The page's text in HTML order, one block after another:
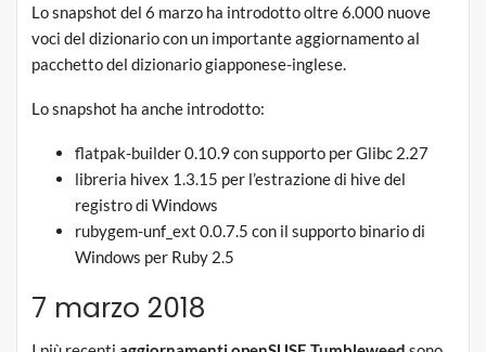
Lo snapshot del 6 marzo ha introdotto oltre 6.000 nuove
voci del dizionario con un importante aggiornamento al
pacchetto del dizionario giapponese-inglese.
Lo snapshot ha anche introdotto:
flatpak-builder 0.10.9 con supporto per Glibc 2.27
libreria hivex 1.3.15 per l’estrazione di hive del
registro di Windows
rubygem-unf_ext 0.0.7.5 con il supporto binario di
Windows per Ruby 2.5
7 marzo 2018